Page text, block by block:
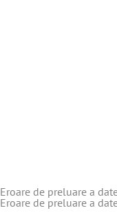
Eroare de preluare a
Eroare de preluare a